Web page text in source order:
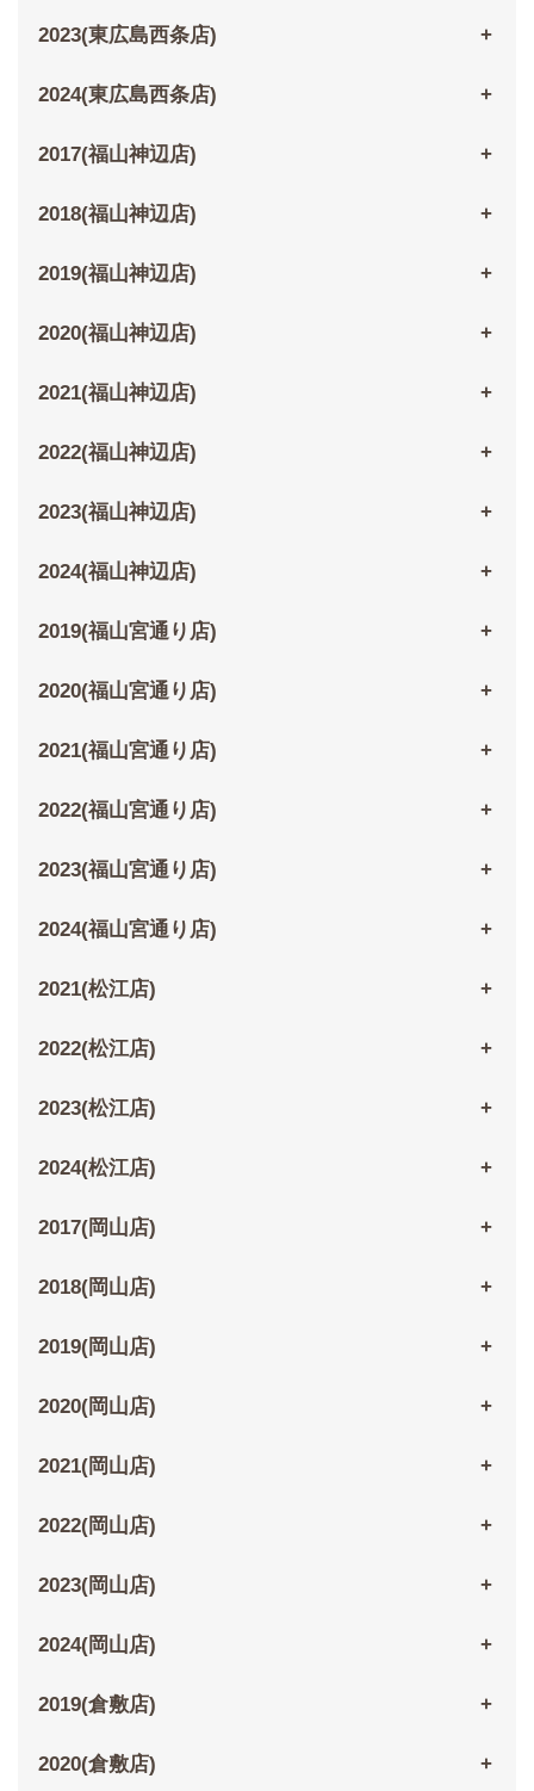
2023(東広島西条店)
2024(東広島西条店)
2017(福山神辺店)
2018(福山神辺店)
2019(福山神辺店)
2020(福山神辺店)
2021(福山神辺店)
2022(福山神辺店)
2023(福山神辺店)
2024(福山神辺店)
2019(福山宮通り店)
2020(福山宮通り店)
2021(福山宮通り店)
2022(福山宮通り店)
2023(福山宮通り店)
2024(福山宮通り店)
2021(松江店)
2022(松江店)
2023(松江店)
2024(松江店)
2017(岡山店)
2018(岡山店)
2019(岡山店)
2020(岡山店)
2021(岡山店)
2022(岡山店)
2023(岡山店)
2024(岡山店)
2019(倉敷店)
2020(倉敷店)